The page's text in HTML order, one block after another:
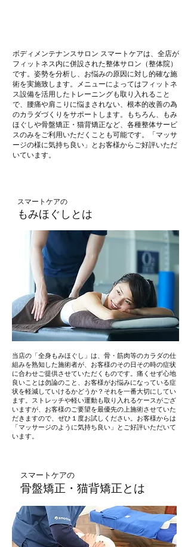
ボディメンテナンスサロン スマートケアは、全店が
フィットネス内に併設された整体サロン（整体院）
です。姿勢を分析し、お悩みの原因に対し的確な施
術を実施致します。メニューによってはフィットネ
ス設備を活用したトレーニングも取り入れること
で、腰痛や肩こりに悩まされない、根本的改善の為
のカラダづくりをサポートします。
もちろん、もみ
ほぐしや骨盤矯正・猫背矯正など、各種整体サービ
スのみをご利用いただくことも可能です。「マッサ
ージの様に気持ち良い」とお客様からご好評いただ
いています。
スマートケアの
もみほぐしとは
当店の「全身もみほぐし」は、骨・筋肉等のカラダの仕
組みを熟知した施術者が、お客様のその日その時の症状
に合わせご提供させていただくものです。痛くせず心地
良いことは勿論のこと、お客様がお悩みになっている症
状を軽減していけるかどうか？それを一番大切にしてい
ます。ストレッチや軽い運動も取り入れるケースがござ
いますが、お客様のご要望を最優先の上施術させていた
だきますので、ぜひ１度お試しください。お客様からは
「マッサージのように気持ち良い」とご好評いただいて
います。
スマートケアの
​骨盤矯正・猫背矯正とは